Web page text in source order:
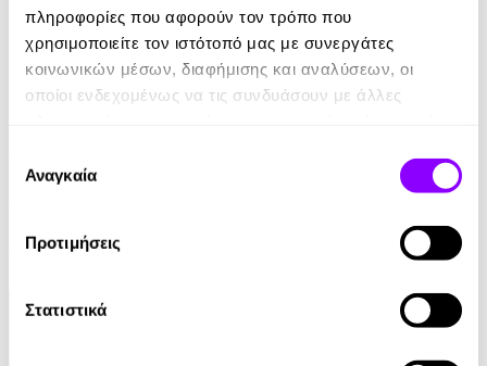
πληροφορίες που αφορούν τον τρόπο που
χρησιμοποιείτε τον ιστότοπό μας με συνεργάτες
κοινωνικών μέσων, διαφήμισης και αναλύσεων, οι
οποίοι ενδεχομένως να τις συνδυάσουν με άλλες
των υπηρεσιών τους.
συγκατάθεσης
Αναγκαία
Προτιμήσεις
Στατιστικά
Eugene Ionesco